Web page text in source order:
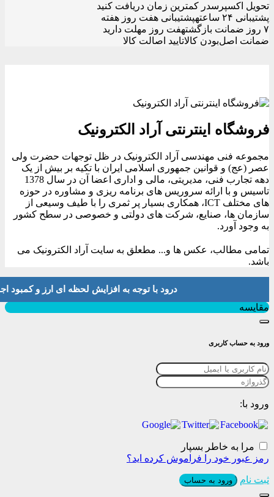
تحویل اکسپرسدر کمترین زمان دریافت کنید
پشتیبانی ۲۴ ساعته
پشتیبانی هفت روز هفته
۷ روز ضمانت بازگشت
هفت روز مهلت دارید
ضمانت اصل‌بودن کالاتایید اصالت کالا
فروشگاه اینترنتی آراد الکترونیک
مجموعه فنی مهندسی آراد الکترونیک در ظل توجهات حضرت ولی
عصر (عج) و قوانین جمهوری اسلامی ایران با تکیه بر بیش از یک
دهه تجارب فنی، مدیریتی، مالی و اداری اعضا آن در سال 1378
تاسیس و با ارائه سروریس های برنامه ریزی و مشاوره در حوزه
های مختلف ICT، همکاری بسیار پر ثمری را با طیف وسیعی از
سازمان ها، صنایع، شرکت های دولتی و خصوصی در سطح کشور
به وجود آورد.
تمامی مطالب، عکس ها و... مطعلق به سایت آراد الکترونیک می
باشد.
درود با توجه به افزایش لحظه ای ارز و کمبود اجناس لطفا موجودی
مقایسه
ورود به حساب کاربری
ورود با:
مرا به خاطر بسپار
رمز عبور خود را فراموش کرده اید؟
ثبت نام ورود به حساب